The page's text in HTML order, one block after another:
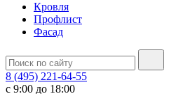
Кровля
Профлист
Фасад
8 (495) 221-64-55
с 9:00 до 18:00